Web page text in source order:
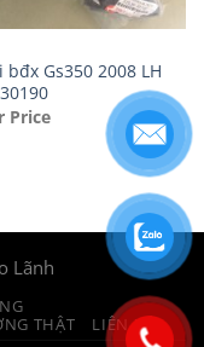
bđx Gs350 2008 LH
Price
Lãnh
THẬT
LIÊN HỆ